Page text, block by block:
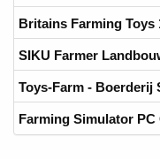
Britains Farming Toys
SIKU Farmer
Toys-Farm - Boerderij
Farming Simulator